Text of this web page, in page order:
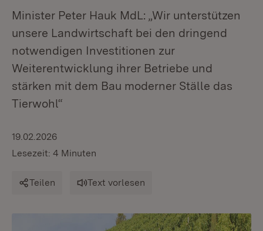
Minister Peter Hauk MdL: „Wir unterstützen
unsere Landwirtschaft bei den dringend
notwendigen Investitionen zur
Weiterentwicklung ihrer Betriebe und
stärken mit dem Bau moderner Ställe das
Tierwohl“
19.02.2026
Lesezeit: 4 Minuten
Teilen Text vorlesen